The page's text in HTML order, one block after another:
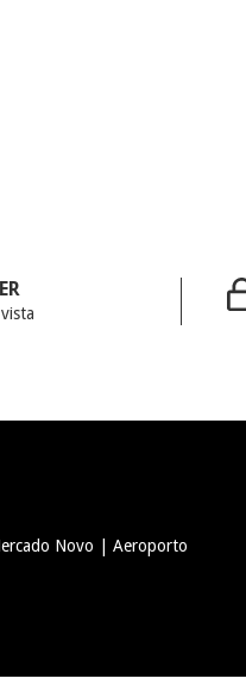
Novo | Aeroporto